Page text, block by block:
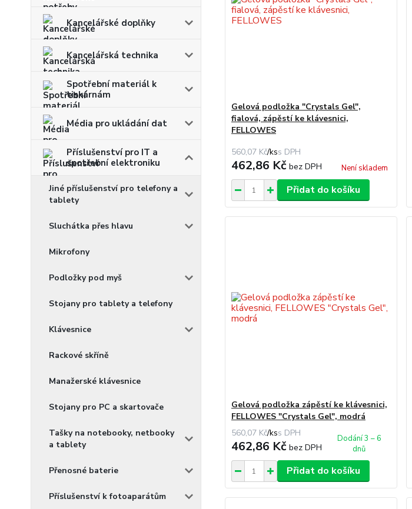
Kancelářské doplňky
Kancelářská technika
Spotřební materiál k
tiskárnám
Média pro ukládání dat
Příslušenství pro IT a
spotřební elektroniku
Jiné příslušenství pro telefony a
tablety
Sluchátka přes hlavu
Mikrofony
Podložky pod myš
Stojany pro tablety a telefony
Klávesnice
Rackové skříně
Manažerské klávesnice
Stojany pro PC a skartovače
Tašky na notebooky, netbooky
a tablety
Přenosné baterie
Příslušenství k fotoaparátům
Gelová podložka "Crystals Gel",
fialová, zápěstí ke klávesnici,
FELLOWES
560,07 Kč/ks
462,86 Kč bez DPH Není skladem
Přidat do košíku
Gelová podložka zápěstí ke klávesnici,
FELLOWES "Crystals Gel", modrá
560,07 Kč/ks
462,86 Kč bez DPH
Dodání 3 – 6
dnů
Přidat do košíku